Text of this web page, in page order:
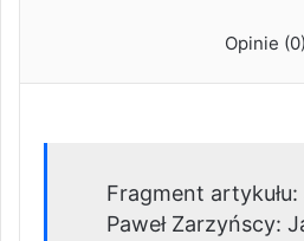
Opinie (0)
Fragment
Paweł Zarzyńscy: